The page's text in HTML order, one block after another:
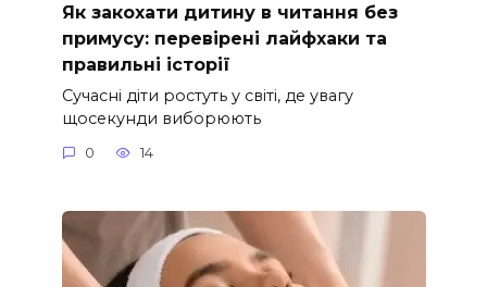
Як закохати дитину в читання без
примусу: перевірені лайфхаки та
правильні історії
Сучасні діти ростуть у світі, де увагу
щосекунди виборюють
0 14